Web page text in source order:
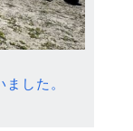
した。